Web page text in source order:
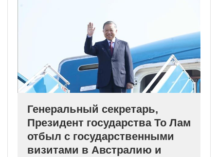
Генеральный секретарь,
Президент государства То Лам
отбыл с государственными
визитами в Австралию и